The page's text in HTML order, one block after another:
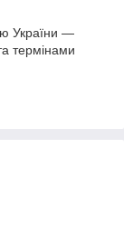
України —
термінами